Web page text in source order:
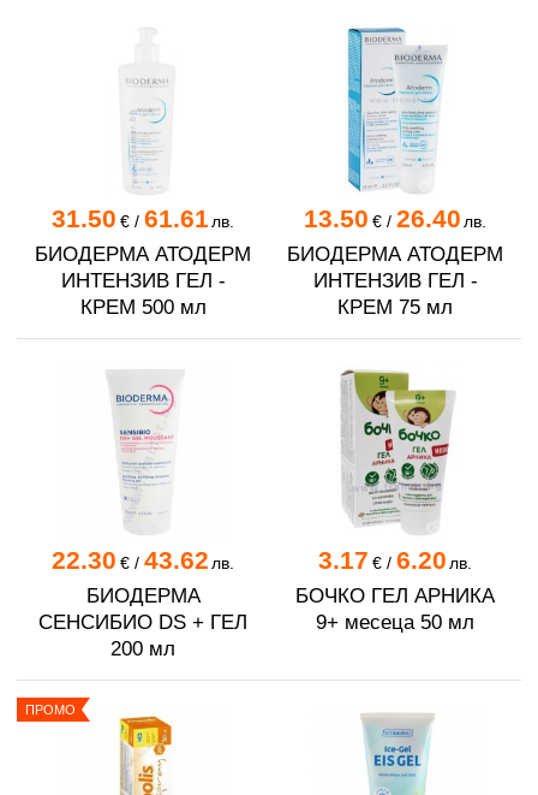
31.50 €/ 61.61лв.
БИОДЕРМА АТОДЕРМ
ИНТЕНЗИВ ГЕЛ -
КРЕМ 500 мл
13.50 €/ 26.40 лв.
БИОДЕРМА АТОДЕРМ
ИНТЕНЗИВ ГЕЛ -
КРЕМ 75 мл
22.30 €/ 43.62 лв.
БИОДЕРМА
СЕНСИБИО DS + ГЕЛ
200 мл
3.17 €/ 6.20 лв.
БОЧКО ГЕЛ АРНИКА
9+ месеца 50 мл
ПРОМО